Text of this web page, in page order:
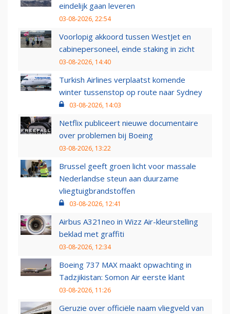
eindelijk gaan leveren
03-08-2026, 22:54
Voorlopig akkoord tussen WestJet en
cabinepersoneel, einde staking in zicht
03-08-2026, 14:40
Turkish Airlines verplaatst komende
winter tussenstop op route naar Sydney
03-08-2026, 14:03
Netflix publiceert nieuwe documentaire
over problemen bij Boeing
03-08-2026, 13:22
Brussel geeft groen licht voor massale
Nederlandse steun aan duurzame
vliegtuigbrandstoffen
03-08-2026, 12:41
Airbus A321neo in Wizz Air-kleurstelling
beklad met graffiti
03-08-2026, 12:34
Boeing 737 MAX maakt opwachting in
Tadzjikistan: Somon Air eerste klant
03-08-2026, 11:26
Geruzie over officiële naam vliegveld van